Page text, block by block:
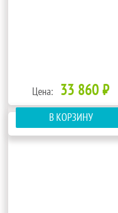
Цена: 33 860 ₽
В КОРЗИНУ